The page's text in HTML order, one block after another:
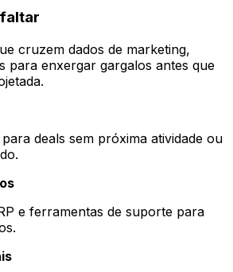
cruzem dados de marketing,
para enxergar gargalos antes que
deals sem próxima atividade ou
e ferramentas de suporte para